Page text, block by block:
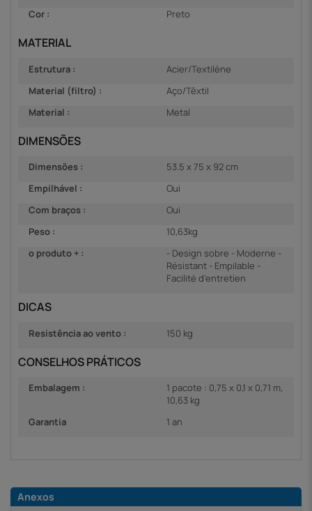
Cor :
Preto
MATERIAL
Estrutura :
Acier/Textilène
Material (filtro) :
Aço/Têxtil
Material :
Metal
DIMENSÕES
Dimensões :
53.5 x 75 x 92 cm
Empilhável :
Oui
Com braços :
Oui
Peso :
10,63kg
o produto + :
- Design sobre - Moderne -
Résistant - Empilable -
Facilité d'entretien
DICAS
Resistência ao vento : 150 kg
CONSELHOS PRÁTICOS
Embalagem :
1 pacote : 0,75 x 0,1 x 0,71 m,
10,63 kg
Garantia
1 an
Anexos